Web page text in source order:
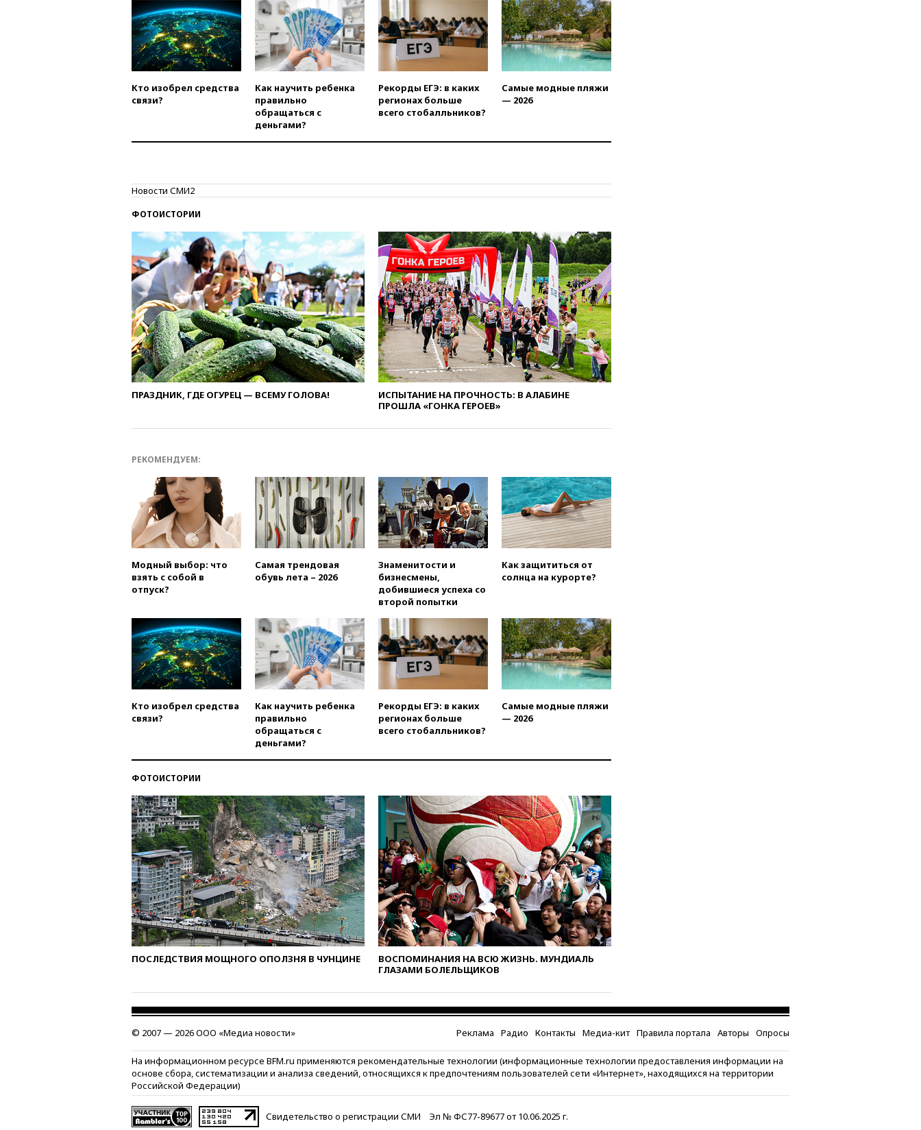
02:00
Ни один водоем Англии
не соответствует нормам
химической безопасности
Трамп: США сами
нуждаются в дальнобойных
ракетах и системах Patriot
Трамп заявил о
необходимости пополнения
вчера, 23:15В Смоленске
время урагана
вчера, 22:55В Москве в
пятницу ожидаются ливни
вчера, 22:35 Винисиус
продлил контракт с «Реалом»
до 2032 года
вчера, 22:28Отказаться от
российского гражданства
станет значительно дороже
вчера, 22:20Путин назвал 76-ю
гвардейскую десантно-
штурмовую дивизию
вчера, 21:58Генпрокуратура
признала нежелательным в
РФ американский Human
Rights Foundation
вчера, 21:35«Аэрофлот»
и Геленджик
вчера, 21:25
метровой вышки
вчера, 21:10РФ не получала
обращений о прекращении
концессии строительства ж/д
в Армении
вчера, 21:00В России вновь
обсуждают эксперимент по
онлайн-продаже алкоголя
россиянам могут
вчера, 20:35ПВО за день
сбила еще 281 украинский
беспилотник над Россией
вчера, 20:27 Ямпольская
призвала оптимизировать
олимпиады для поступления в
вузы
вчера, 20:15Минтранс
предложил оплачивать
защиту дорог от БПЛА из
вчера, 20:00
официальным визитом
вчера, 19:58В Госдуму будет
внесен законопроект об
вчера, 19:50Аэропорты Сочи и
Ярославля приостановили
призвал доноров-
Кто изобрел средства
связи?
Как научить ребенка
правильно
обращаться с
деньгами?
Рекорды ЕГЭ: в каких
регионах больше
всего стобалльников?
Самые модные пляжи
— 2026
Новости СМИ2
ФОТОИСТОРИИ
ПРАЗДНИК, ГДЕ ОГУРЕЦ — ВСЕМУ ГОЛОВА!
ИСПЫТАНИЕ НА ПРОЧНОСТЬ: В АЛАБИНЕ
ПРОШЛА «ГОНКА ГЕРОЕВ»
РЕКОМЕНДУЕМ:
Модный выбор: что
взять с собой в
отпуск?
Самая трендовая
обувь лета – 2026
Знаменитости и
бизнесмены,
добившиеся успеха со
второй попытки
Как защититься от
солнца на курорте?
Кто изобрел средства
связи?
Как научить ребенка
правильно
обращаться с
деньгами?
Рекорды ЕГЭ: в каких
регионах больше
всего стобалльников?
Самые модные пляжи
— 2026
ФОТОИСТОРИИ
ПОСЛЕДСТВИЯ МОЩНОГО ОПОЛЗНЯ В ЧУНЦИНЕ
ВОСПОМИНАНИЯ НА ВСЮ ЖИЗНЬ. МУНДИАЛЬ
ГЛАЗАМИ БОЛЕЛЬЩИКОВ
© 2007 — 2026 ООО «Медиа новости» Реклама Радио Контакты Медиа-кит Правила портала Авторы Опросы
На информационном ресурсе BFM.ru применяются рекомендательные технологии (информационные технологии предоставления информации на
основе сбора, систематизации и анализа сведений, относящихся к предпочтениям пользователей сети «Интернет», находящихся на территории
Российской Федерации)
Свидетельство о регистрации СМИ Эл № ФС77-89677 от 10.06.2025 г.